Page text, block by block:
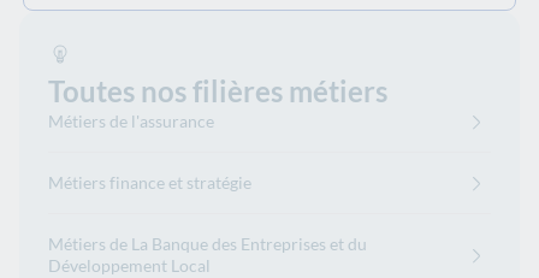
Toutes nos filières métiers
Métiers de l'assurance
Métiers finance et stratégie
Métiers de La Banque des Entreprises et du
Développement Local